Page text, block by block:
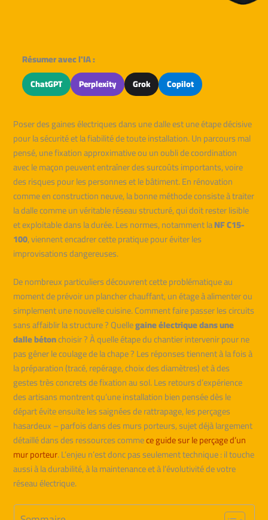
Résumer avec l'IA :
ChatGPT Perplexity Grok Copilot
Poser des gaines électriques dans une dalle est une étape décisive
pour la sécurité et la fiabilité de toute installation. Un parcours mal
pensé, une fixation approximative ou un oubli de coordination
avec le maçon peuvent entraîner des surcoûts importants, voire
des risques pour les personnes et le bâtiment. En rénovation
comme en construction neuve, la bonne méthode consiste à traiter
la dalle comme un véritable réseau structuré, qui doit rester lisible
et exploitable dans la durée. Les normes, notamment laNF C15-
100, viennent encadrer cette pratique pour éviter les
improvisations dangereuses.
De nombreux particuliers découvrent cette problématique au
moment de prévoir un plancher chauffant, un étage à alimenter ou
simplement une nouvelle cuisine. Comment faire passer les circuits
sans affaiblir la structure ? Quellegaine électrique dans une
dalle bétonchoisir ? À quelle étape du chantier intervenir pour ne
pas gêner le coulage de la chape ? Les réponses tiennent à la fois à
la préparation (tracé, repérage, choix des diamètres) et à des
gestes très concrets de fixation au sol. Les retours d’expérience
des artisans montrent qu’une installation bien pensée dès le
départ évite ensuite les saignées de rattrapage, les perçages
hasardeux – parfois dans des murs porteurs, sujet déjà largement
détaillé dans des ressources commece guide sur le perçage d’un
mur porteur. L’enjeu n’est donc pas seulement technique : il touche
aussi à la durabilité, à la maintenance et à l’évolutivité de votre
réseau électrique.